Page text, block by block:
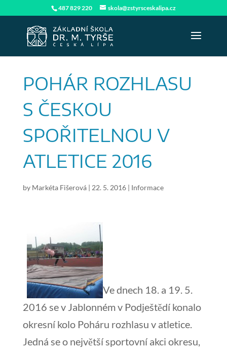
487 829 220 skola@zstyrsceskalipa.cz
POHÁR ROZHLASU
S ČESKOU
SPOŘITELNOU V
ATLETICE 2016
by Markéta Fišerová| 22. 5. 2016| Informace
Ve dnech 18. a 19. 5.
2016 se v Jablonném v Podještědí konalo
okresní kolo Poháru rozhlasu v atletice.
Jedná se o největší sportovní akci okresu,